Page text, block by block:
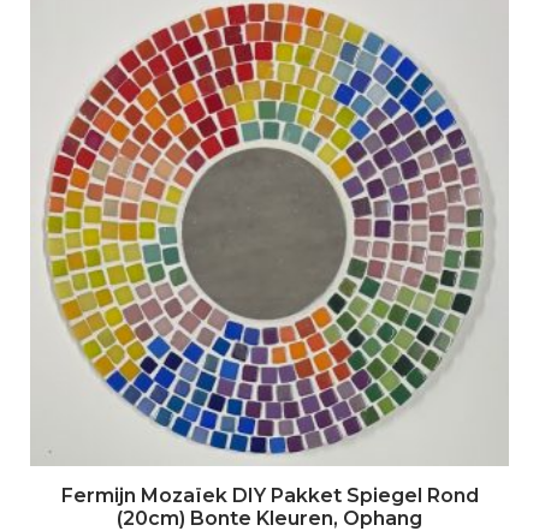
Fermijn Mozaïek DIY Pakket Spiegel Rond
(20cm) Bonte Kleuren, Ophang